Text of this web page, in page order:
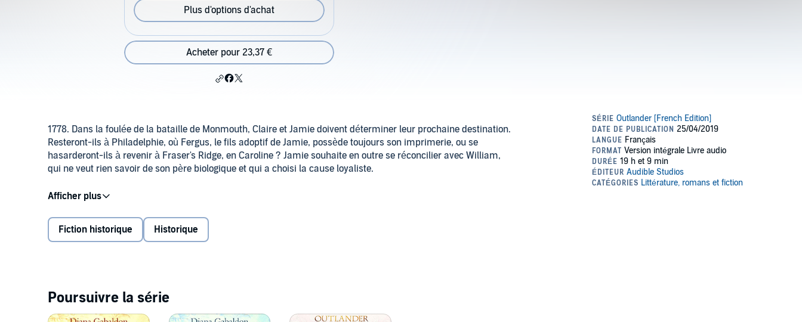
Plus d'options d'achat
Acheter pour 23,37 €
1778. Dans la foulée de la bataille de Monmouth, Claire et Jamie doivent déterminer leur prochaine destination.
Resteront-ils à Philadelphie, où Fergus, le fils adoptif de Jamie, possède toujours son imprimerie, ou se
hasarderont-ils à revenir à Fraser's Ridge, en Caroline ? Jamie souhaite en outre se réconcilier avec William,
qui ne veut rien savoir de son père biologique et qui a choisi la cause loyaliste.
Brianna tentera elle aussi de retisser la toile familiale en partant à la recherche de son mari, Roger, qui a
regagné le passé. L'amour et la famille triompheront-ils dans cette quête entre l'Amérique révolutionnaire et
l'Écosse ?
Fiction historique Historique
Poursuivre la série